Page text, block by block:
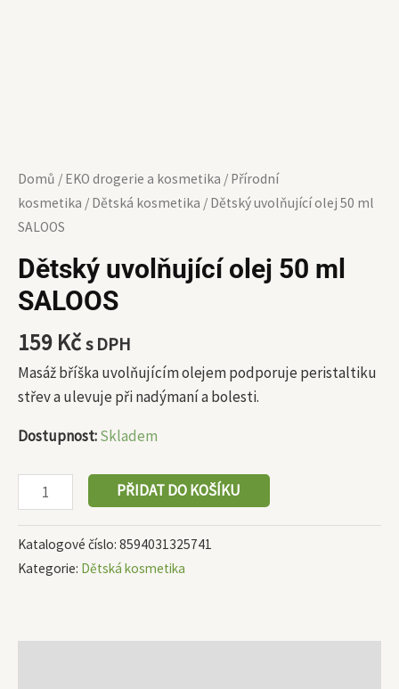
Domů / EKO drogerie a kosmetika / Přírodní
kosmetika / Dětská kosmetika / Dětský uvolňující olej 50 ml
SALOOS
Dětský uvolňující olej 50 ml
SALOOS
159 Kčs DPH
Masáž bříška uvolňujícím olejem podporuje peristaltiku
střev a ulevuje při nadýmaní a bolesti.
Dostupnost:Skladem
PŘIDAT DO KOŠÍKU
Katalogové číslo: 8594031325741
Kategorie: Dětská kosmetika